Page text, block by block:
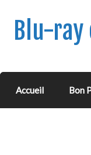
Blu-ray
Accueil Bon